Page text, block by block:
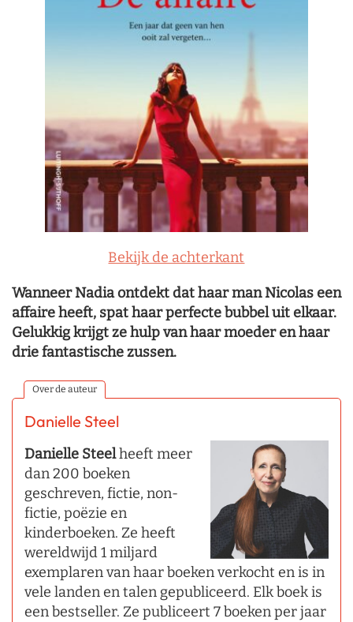
Bekijk de achterkant
Wanneer Nadia ontdekt dat haar man Nicolas een
affaire heeft, spat haar perfecte bubbel uit elkaar.
Gelukkig krijgt ze hulp van haar moeder en haar
drie fantastische zussen.
Over de auteur
Danielle Steel
Danielle Steelheeft meer
dan 200 boeken
geschreven, fictie, non-
fictie, poëzie en
kinderboeken. Ze heeft
wereldwijd 1 miljard
exemplaren van haar boeken verkocht en is in
vele landen en talen gepubliceerd. Elk boek is
een bestseller. Ze publiceert 7 boeken per jaar